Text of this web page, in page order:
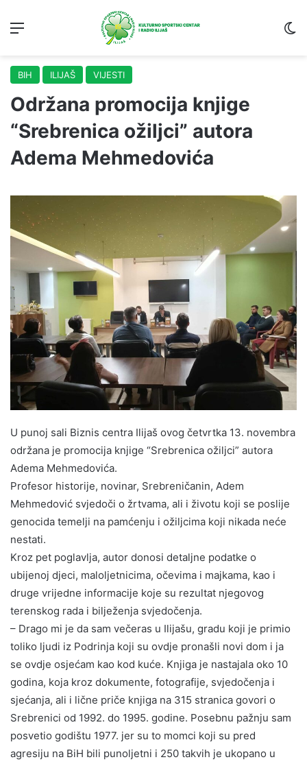
BIH ILIJAŠ VIJESTI
Održana promocija knjige
“Srebrenica ožiljci” autora
Adema Mehmedovića
U punoj sali Biznis centra Ilijaš ovog četvrtka 13. novembra
održana je promocija knjige “Srebrenica ožiljci” autora
Adema Mehmedovića.
Profesor historije, novinar, Srebreničanin, Adem
Mehmedović svjedoči o žrtvama, ali i životu koji se poslije
genocida temelji na pamćenju i ožiljcima koji nikada neće
nestati.
Kroz pet poglavlja, autor donosi detaljne podatke o
ubijenoj djeci, maloljetnicima, očevima i majkama, kao i
druge vrijedne informacije koje su rezultat njegovog
terenskog rada i bilježenja svjedočenja.
– Drago mi je da sam večeras u Ilijašu, gradu koji je primio
toliko ljudi iz Podrinja koji su ovdje pronašli novi dom i ja
se ovdje osjećam kao kod kuće. Knjiga je nastajala oko 10
godina, koja kroz dokumente, fotografije, svjedočenja i
sjećanja, ali i lične priče knjiga na 315 stranica govori o
Srebrenici od 1992. do 1995. godine. Posebnu pažnju sam
posvetio godištu 1977. jer su to momci koji su pred
agresiju na BiH bili punoljetni i 250 takvih je ukopano u